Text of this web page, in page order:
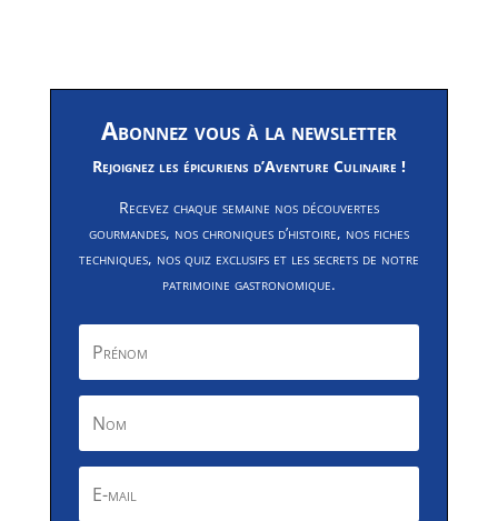
Abonnez vous à la newsletter
Rejoignez les épicuriens d’Aventure Culinaire !
Recevez chaque semaine nos découvertes
gourmandes, nos chroniques d’histoire, nos fiches
techniques, nos quiz exclusifs et les secrets de notre
patrimoine gastronomique.